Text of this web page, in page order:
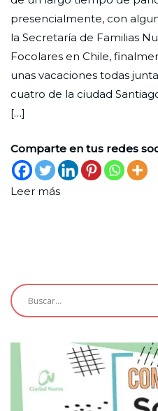
Nueva
de
abril
de
2022
presencialmente, con
la Secretaría de Familias
Focolares en Chile,
unas vacaciones todas
cuatro de la ciudad
[…]
Comparte en tus redes
Leer más